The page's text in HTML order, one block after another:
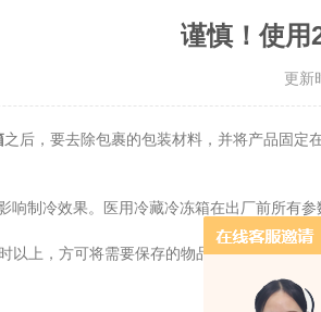
谨慎！使用
更新
之后，要去除包裹的包装材料，并将产品固定
冷效果。医用冷藏冷冻箱在出厂前所有参
上，方可将需要保存的物品分次少量放置在